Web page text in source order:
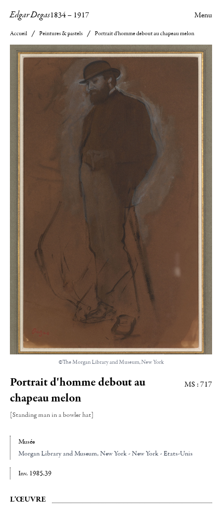
Edgar Degas1834– 1917 Menu
Accueil Peintures & pastels Portrait d'homme debout au chapeau melon
©The Morgan Library and Museum, New York
Portrait d'homme debout au
chapeau melon
[Standing man in a bowler hat]
MS : 717
Musée
Morgan Library and Museum, New York - New York - Etats-Unis
Inv. 1985.39
L'ŒUVRE